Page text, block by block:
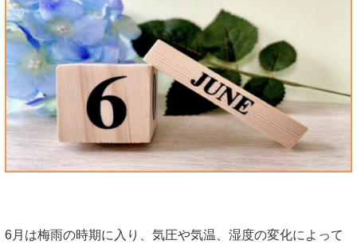
6月は梅雨の時期に入り、気圧や気温、湿度の変化によって